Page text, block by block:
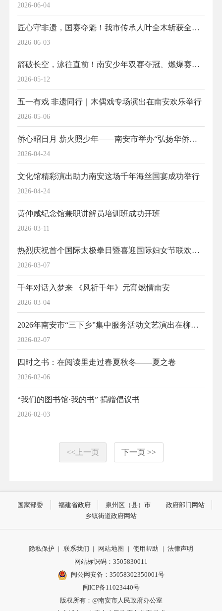
2026-06-04
2026-06-03
匠心守非遗，国赛夺魁！我市传承人叶全木斩获全国轻工工艺设计一等奖
2026-05-12
箭破长空，泳往直前！南安少年双赛夺冠、燃爆赛场！
2026-05-06
五一有戏 非遗同行｜木偶戏专场演出在南安欢乐举行
2026-04-24
侨心昭日月 薪火照少年——南安市举办“弘扬华侨精神，赓续爱国情怀”暨黄仲咸事迹研学活动
2026-04-24
文化馆精彩演出助力南安这场千年海丝国宴成功举行
2026-03-11
黄仲咸纪念馆兼职讲解员培训班成功开班
2026-03-07
热烈庆祝首个国际太极拳日暨喜迎国际妇女节联欢晚会在南安举行
2026-03-04
千年对话入梦来 《风祈千年》元宵燃情南安
2026-02-07
2026年南安市“三下乡”集中服务活动文艺演出在柳城圆满举行
2026-02-06
四时之书：在阅读里走过春夏秋冬——夏之卷
2026-02-03
“我们的图书馆·我的书” 捐赠倡议书
<<上一页 下一页 >>
国家部委 福建省政府 泉州区（县）市
政府部门网站
乡镇街道政府网站
隐私保护 | 联系我们 | 网站地图 | 使用帮助 | 法律声明
网站标识码：3505830011
闽公网安备：35058302350001号
闽ICP备11023440号
版权所有：@南安市人民政府办公室